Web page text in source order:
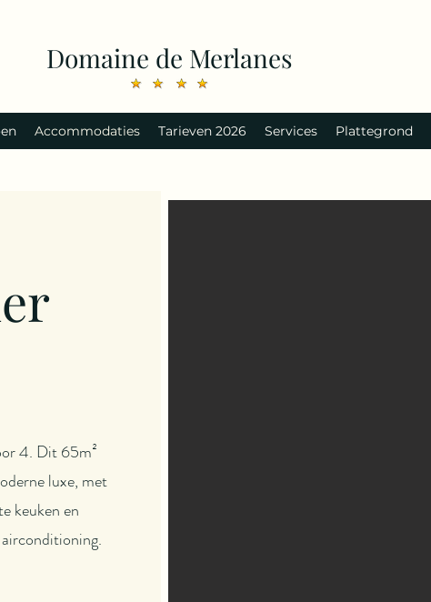
Domaine de Merlanes
Accommodaties Tarieven 2026 Services Plattegrond
4. Dit 65m²
luxe, met
keuken en